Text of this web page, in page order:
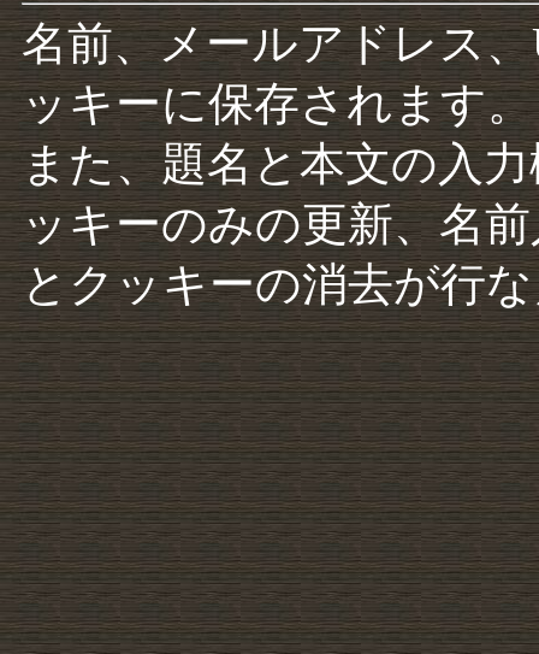
名前、メールアドレス
ッキーに保存されます。
また、題名と本文の入
ッキーのみの更新、名
とクッキーの消去が行